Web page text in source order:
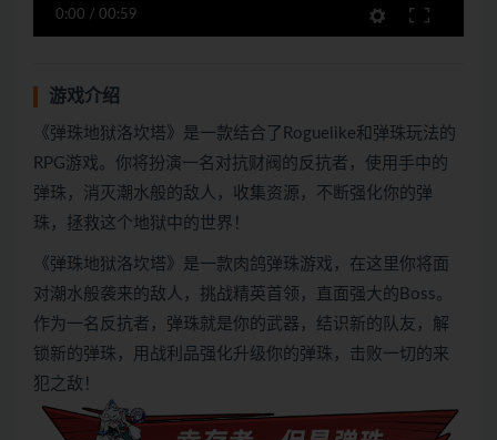
0:00 / 00:59
游戏介绍
《弹珠地狱洛坎塔》是一款结合了Roguelike和弹珠玩法的
RPG游戏。你将扮演一名对抗财阀的反抗者，使用手中的
弹珠，消灭潮水般的敌人，收集资源，不断强化你的弹
珠，拯救这个地狱中的世界！
《弹珠地狱洛坎塔》是一款肉鸽弹珠游戏，在这里你将面
对潮水般袭来的敌人，挑战精英首领，直面强大的Boss。
作为一名反抗者，弹珠就是你的武器，结识新的队友，解
锁新的弹珠，用战利品强化升级你的弹珠，击败一切的来
犯之敌！